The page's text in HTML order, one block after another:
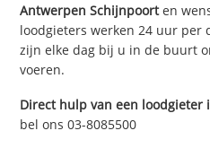
Antwerpen Schijnpoorten
loodgieters werken 24 uur per
zijn elke dag bij u in de buurt
voeren.
Direct hulp van een
bel ons 03-8085500